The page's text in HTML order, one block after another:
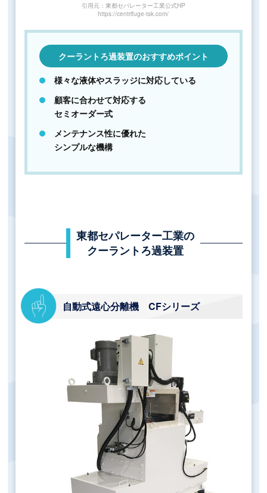
引用元：東都セパレーター工業公式HP
https://centrifuge-tsk.com/
クーラントろ過装置のおすすめポイント
様々な液体やスラッジに対応している
顧客に合わせて対応する
セミオーダー式
メンテナンス性に優れた
シンプルな機構
東都セパレーター工業の
クーラントろ過装置
自動式遠心分離機 CFシリーズ